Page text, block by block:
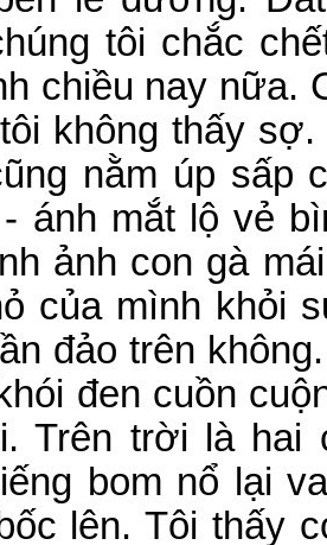
tôi chắc
chiều nay nữa.
không thấy
nằm úp sấp
ánh mắt lộ vẻ
ảnh con gà
của mình khỏi
đảo trên
đen cuồn
Trên trời là hai
bom nổ lại
lên. Tôi thấy